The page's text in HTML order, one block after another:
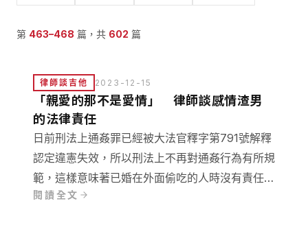
第 463–468 篇，共 602 篇
律師談吉他 2023-12-15
「親愛的那不是愛情」 律師談感情渣男
的法律責任
日前刑法上通姦罪已經被大法官釋字第791號解釋
認定違憲失效，所以刑法上不再對通姦行為有所規
範，這樣意味著已婚在外面偷吃的人時沒有責任
嗎？
閱讀全文